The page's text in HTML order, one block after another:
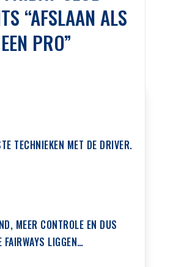
“AFSLAAN ALS
EEN PRO”
TECHNIEKEN MET DE DRIVER.
MEER CONTROLE EN DUS
FAIRWAYS LIGGEN…